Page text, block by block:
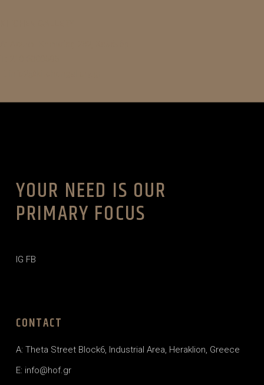
YOUR NEED IS OUR
PRIMARY FOCUS
IG FB
CONTACT
A: Theta Street Block6, Industrial Area, Heraklion, Greece
E: info@hof.gr